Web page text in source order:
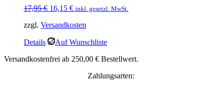
17,95€ Ursprünglicher
war:
16,15 €Aktueller
ist:
inkl. gesetzl. MwSt.
zzgl. Versandkosten
Details
Auf Wunschliste
Versandkostenfrei ab 250,00 € Bestellwert.
Zahlungsarten: